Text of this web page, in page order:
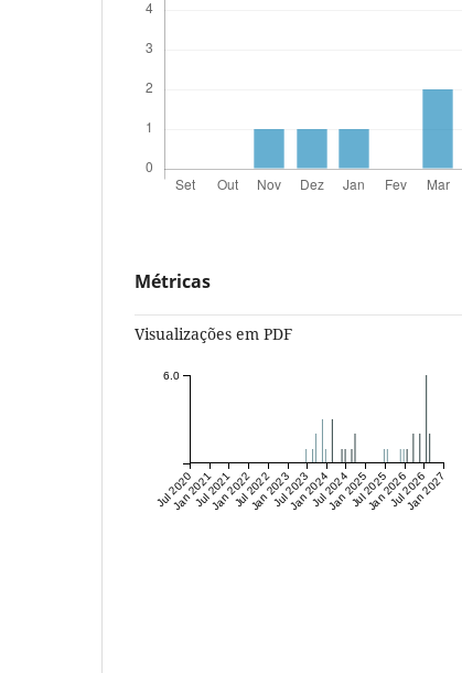
Métricas
Visualizações em PDF
Jul 2020
Jan 2021Jul 2021
Jan 2022Jul 2022
Jan 2023Jul 2023
Jan 2024Jul 2024
Jan 2025Jul 2025
Jan 2026Jul 2026
Jan 2027
6.0